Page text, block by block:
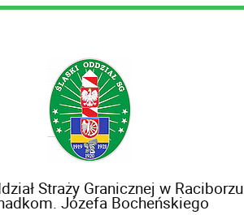
Straży Granicznej w Raciborzu
Józefa Bocheńskiego